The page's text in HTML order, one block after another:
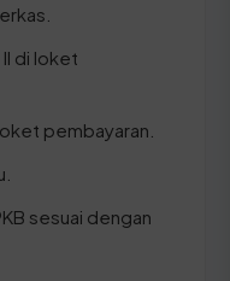
di loket
pembayaran.
sesuai dengan